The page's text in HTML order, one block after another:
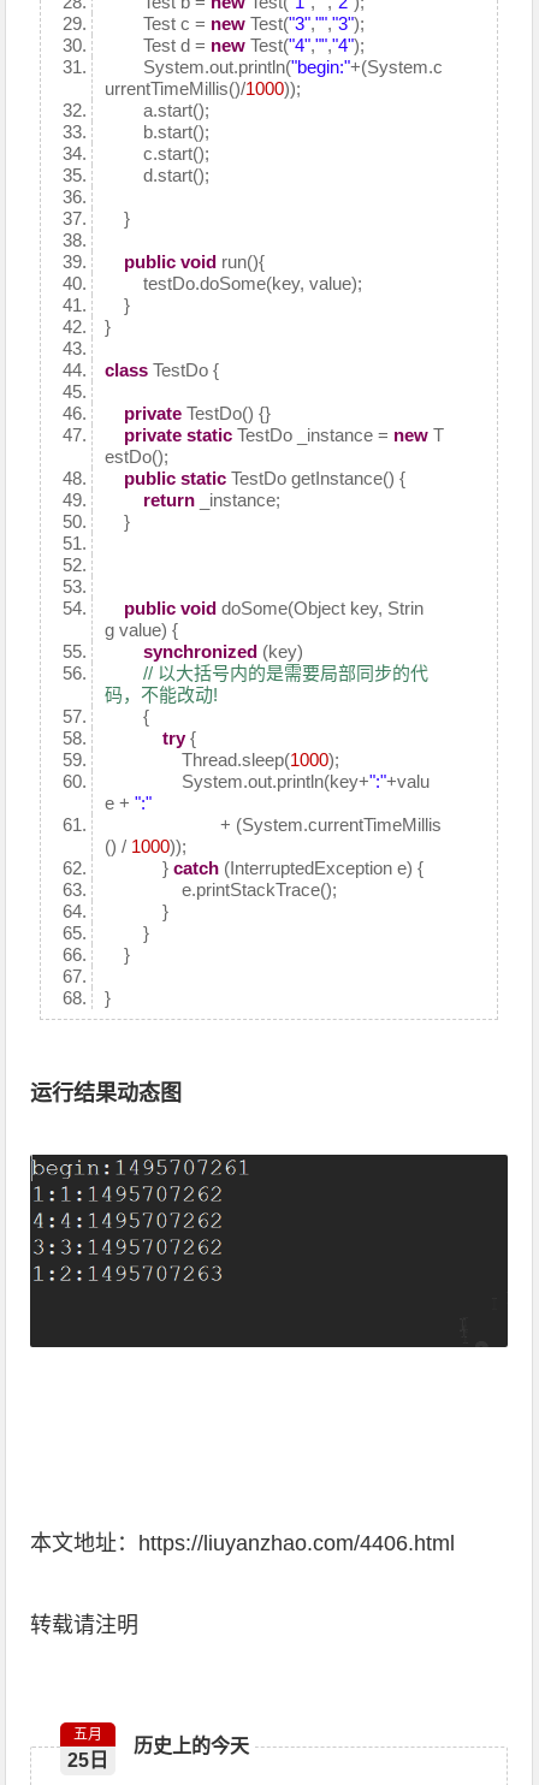
Test c = new Test("3","","3");
Test d = new Test("4","","4");
System.out.println("begin:"+(System.c
urrentTimeMillis()/1000));
a.start();
b.start();
c.start();
d.start();
}
public void run(){
testDo.doSome(key, value);
}
}
class TestDo {
private TestDo() {}
private static TestDo _instance = new T
estDo();
public static TestDo getInstance() {
return _instance;
}
public void doSome(Object key, Strin
g value) {
synchronized (key)
// 以大括号内的是需要局部同步的代
码，不能改动!
{
try{
Thread.sleep(1000);
System.out.println(key+":"+valu
e +":"
+ (System.currentTimeMillis
() / 1000));
}catch (InterruptedException e) {
e.printStackTrace();
}
}
}
}
运行结果动态图
本文地址： https://liuyanzhao.com/4406.html
转载请注明
历史上的今天
五月
25日